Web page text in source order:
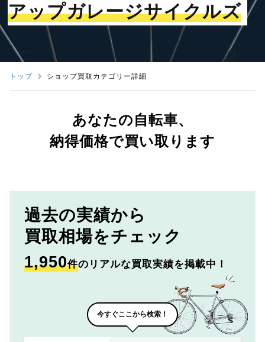
アップガレージサイクルズ
トップ ショップ買取カテゴリー詳細
あなたの自転車、
納得価格で買い取ります
過去の実績から
買取相場をチェック
1,950件のリアルな買取実績を掲載中！
今すぐここから検索！